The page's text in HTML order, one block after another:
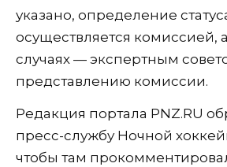
указано, определение
осуществляется комиссией,
случаях — экспертным
представлению комиссии.
Редакция портала PNZ.RU
пресс-службу Ночной
чтобы там